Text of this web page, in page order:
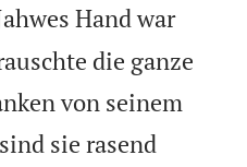
Hand war
die ganze
von seinem
sie rasend